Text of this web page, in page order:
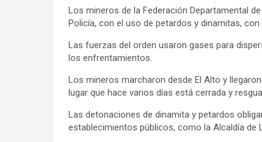
Los mineros de la Federación Departamental
Policía, con el uso de petardos y dinamitas,
Las fuerzas del orden usaron gases para
los enfrentamientos.
Los mineros marcharon desde El Alto y
lugar que hace varios días está cerrada y
Las detonaciones de dinamita y petardos
establecimientos públicos, como la Alcaldía de